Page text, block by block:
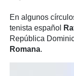
En algunos
tenista español
República
Romana.